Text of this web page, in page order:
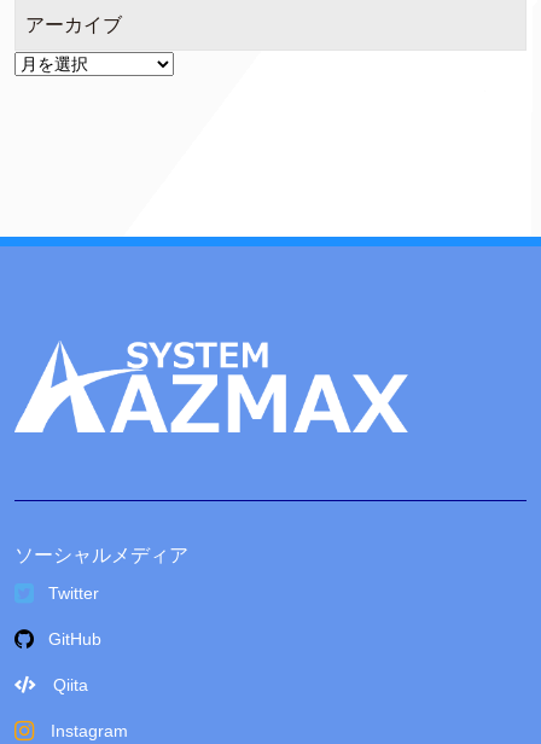
アーカイブ
ア
ソーシャルメディア
Twitter
GitHub
Qiita
Instagram